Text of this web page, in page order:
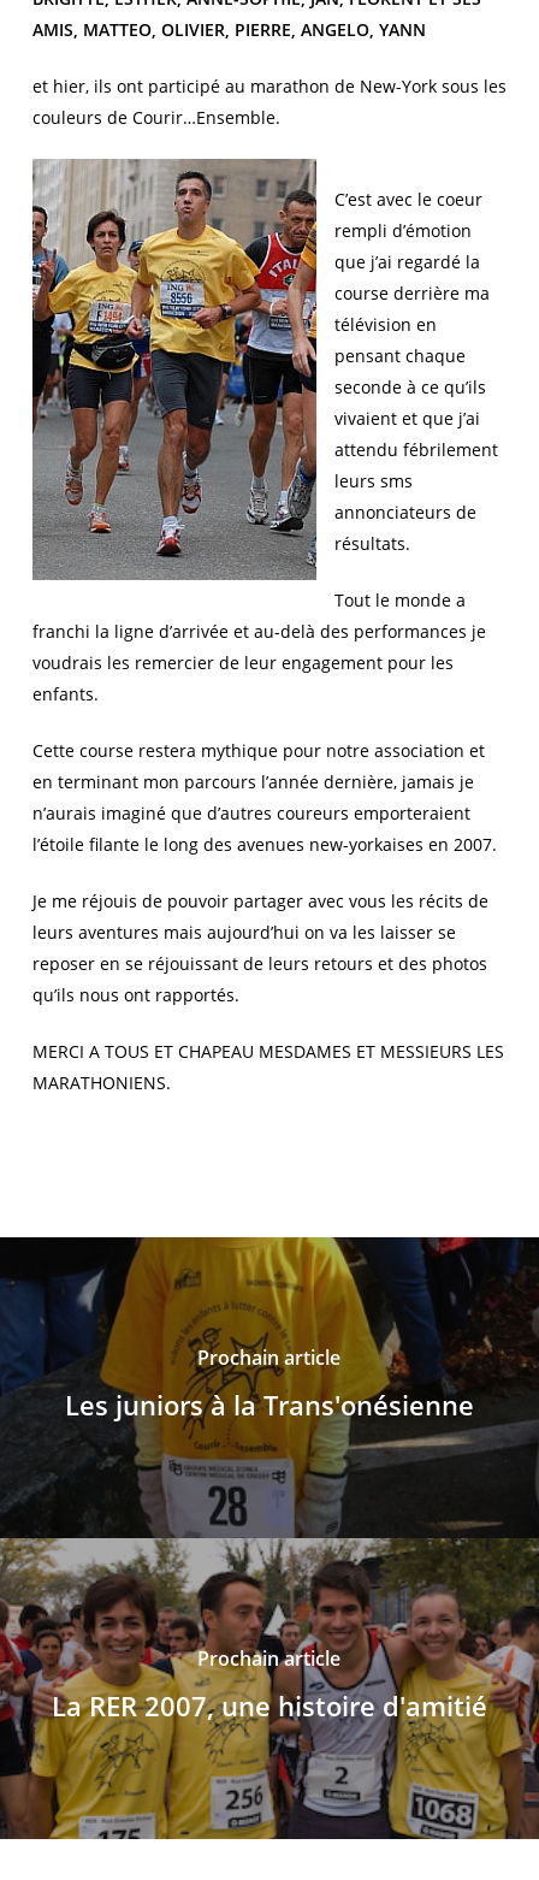
AMIS, MATTEO, OLIVIER, PIERRE, ANGELO, YANN
et hier, ils ont participé au marathon de New-York sous les
couleurs de Courir…Ensemble.
C’est avec le coeur
rempli d’émotion
que j’ai regardé la
course derrière ma
télévision en
pensant chaque
seconde à ce qu’ils
vivaient et que j’ai
attendu fébrilement
leurs sms
annonciateurs de
résultats.
Tout le monde a
franchi la ligne d’arrivée et au-delà des performances je
voudrais les remercier de leur engagement pour les
enfants.
Cette course restera mythique pour notre association et
en terminant mon parcours l’année dernière, jamais je
n’aurais imaginé que d’autres coureurs emporteraient
l’étoile filante le long des avenues new-yorkaises en 2007.
Je me réjouis de pouvoir partager avec vous les récits de
leurs aventures mais aujourd’hui on va les laisser se
reposer en se réjouissant de leurs retours et des photos
qu’ils nous ont rapportés.
MERCI A TOUS ET CHAPEAU MESDAMES ET MESSIEURS LES
MARATHONIENS.
Prochain article
Les juniors à la Trans'onésienne
Prochain article
La RER 2007, une histoire d'amitié